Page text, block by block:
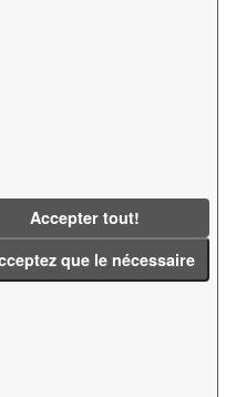
Accepter tout!
que le nécessaire
par nature
de marchandises par
(code tarifaire
par
par